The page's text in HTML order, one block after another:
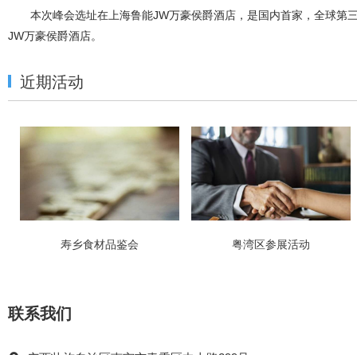
本次峰会选址在上海鲁能JW万豪侯爵酒店，是国内首家，全球第
JW万豪侯爵酒店。
近期活动
寿乡食材品鉴会 粤湾区参展活动
联系我们